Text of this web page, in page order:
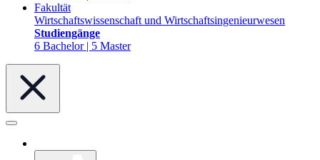
Fakultät
Wirtschaftswissenschaft und Wirtschaftsingenieurwesen
Studiengänge
6 Bachelor | 5 Master